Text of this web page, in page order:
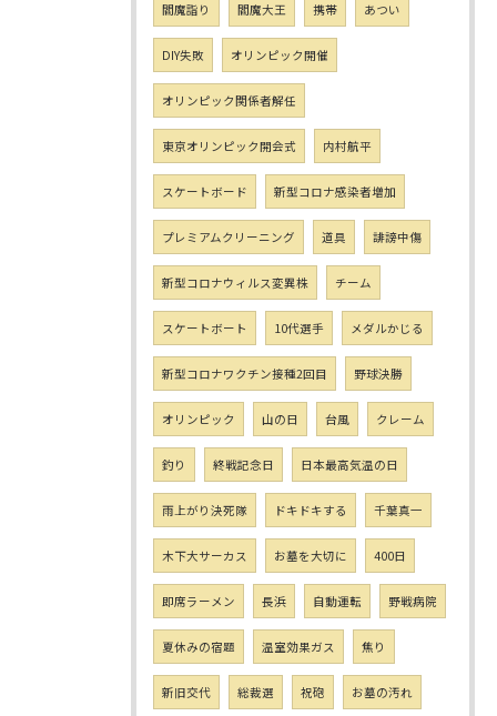
閻魔詣り 閻魔大王 携帯 あつい
DIY失敗 オリンピック開催
オリンピック関係者解任
東京オリンピック開会式 内村航平
スケートボード 新型コロナ感染者増加
プレミアムクリーニング 道具 誹謗中傷
新型コロナウィルス変異株 チーム
スケートボート 10代選手 メダルかじる
新型コロナワクチン接種2回目 野球決勝
オリンピック 山の日 台風 クレーム
釣り 終戦記念日 日本最高気温の日
雨上がり決死隊 ドキドキする 千葉真一
木下大サーカス お墓を大切に 400日
即席ラーメン 長浜 自動運転 野戦病院
夏休みの宿題 温室効果ガス 焦り
新旧交代 総裁選 祝砲 お墓の汚れ